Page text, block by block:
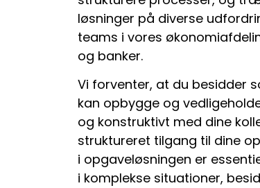
løsninger på diverse
teams i vores
og banker.
Vi forventer, at du besidder
kan opbygge og
og konstruktivt med dine
struktureret tilgang til dine
i opgaveløsningen er
i komplekse situationer,